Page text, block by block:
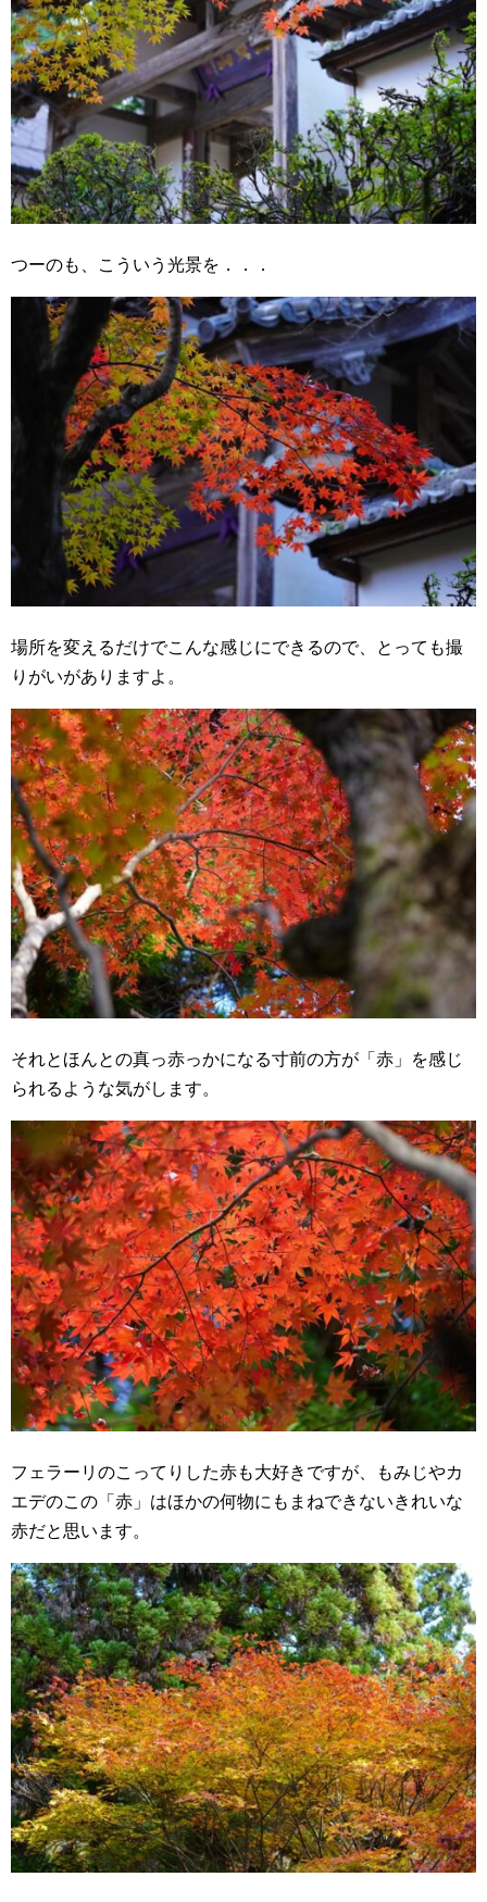
つーのも、こういう光景を．．．
場所を変えるだけでこんな感じにできるので、とっても撮
りがいがありますよ。
それとほんとの真っ赤っかになる寸前の方が「赤」を感じ
られるような気がします。
フェラーリのこってりした赤も大好きですが、もみじやカ
エデのこの「赤」はほかの何物にもまねできないきれいな
赤だと思います。